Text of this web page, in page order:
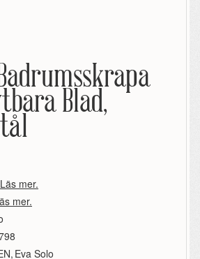
Blad,
Läs mer.
mer.
, Eva Solo